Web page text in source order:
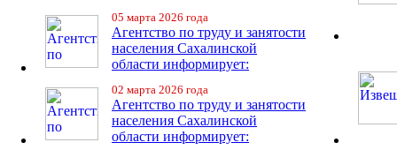
05 марта 2026 года
Агентство по труду и занятости
населения Сахалинской
области информирует:
02 марта 2026 года
Агентство по труду и занятости
населения Сахалинской
области информирует: